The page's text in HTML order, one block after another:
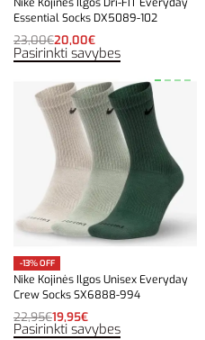
Nike Kojinės Ilgos Dri-FIT Everyday
Essential Socks DX5089-102
23,00€20,00€
Pasirinkti savybes
-13% OFF
Nike Kojinės Ilgos Unisex Everyday
Crew Socks SX6888-994
22,95€19,95€
Pasirinkti savybes